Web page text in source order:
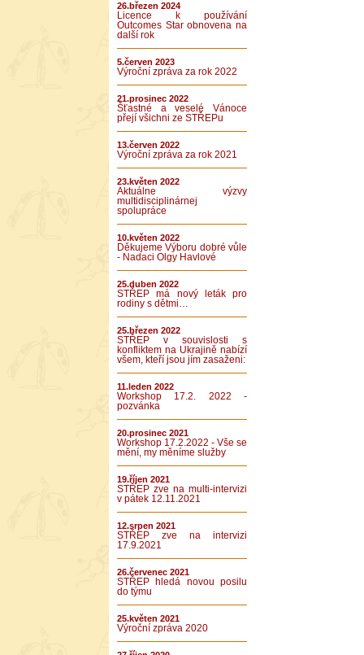
26.březen 2024
Licence k používání
Outcomes Star obnovena na
další rok
5.červen 2023
Výroční zpráva za rok 2022
21.prosinec 2022
Šťastné a veselé Vánoce
přejí všichni ze STŘEPu
13.červen 2022
Výroční zpráva za rok 2021
23.květen 2022
Aktuálne výzvy
multidisciplinárnej
spolupráce
10.květen 2022
Děkujeme Výboru dobré vůle
- Nadaci Olgy Havlové
25.duben 2022
STŘEP má nový leták pro
rodiny s dětmi…
25.březen 2022
STŘEP v souvislosti s
konfliktem na Ukrajině nabízí
všem, kteří jsou jím zasaženi:
11.leden 2022
Workshop 17.2. 2022 -
pozvánka
20.prosinec 2021
Workshop 17.2.2022 - Vše se
mění, my měníme služby
19.říjen 2021
STŘEP zve na multi-intervizi
v pátek 12.11.2021
12.srpen 2021
STŘEP zve na intervizi
17.9.2021
26.červenec 2021
STŘEP hledá novou posilu
do týmu
25.květen 2021
Výroční zpráva 2020